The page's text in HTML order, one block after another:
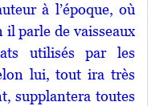
à l’époque, où
parle de vaisseaux
utilisés par les
lui, tout ira très
supplantera toutes